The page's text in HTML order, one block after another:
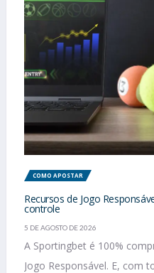
COMO APOSTAR
Recursos de Jogo
controle
5 DE AGOSTO DE 2026
A Sportingbet é 100%
Jogo Responsável. E, com